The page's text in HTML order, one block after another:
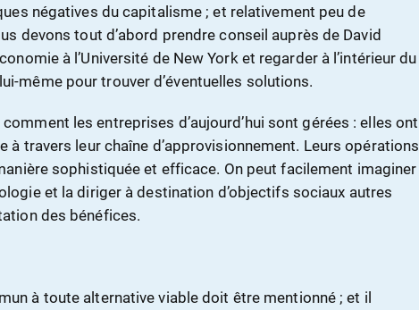
négatives du capitalisme ; et relativement peu de
devons tout d’abord prendre conseil auprès de David
à l’Université de New York et regarder à l’intérieur du
même pour trouver d’éventuelles solutions.
les entreprises d’aujourd’hui sont gérées : elles ont
à travers leur chaîne d’approvisionnement. Leurs opérations
sophistiquée et efficace. On peut facilement imaginer
et la diriger à destination d’objectifs sociaux autres
des bénéfices.
à toute alternative viable doit être mentionné ; et il